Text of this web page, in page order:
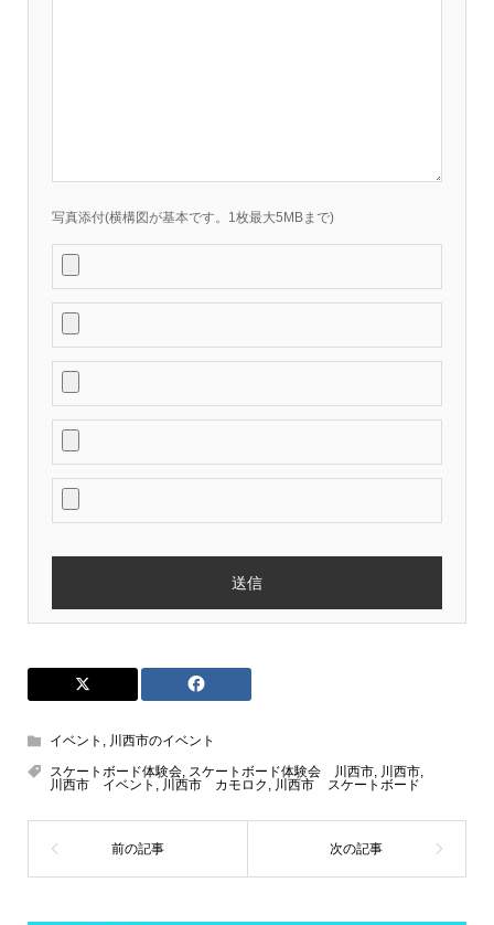
写真添付(横構図が基本です。1枚最大5MBまで)
イベント , 川西市のイベント
スケートボード体験会, スケートボード体験会 川西市, 川西市,
川西市 イベント , 川西市 カモロク , 川西市 スケートボード